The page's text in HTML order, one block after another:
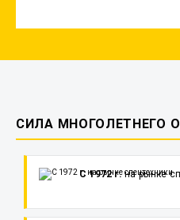
СИЛА МНОГОЛЕТНЕГО
С 1972 г.на рынке